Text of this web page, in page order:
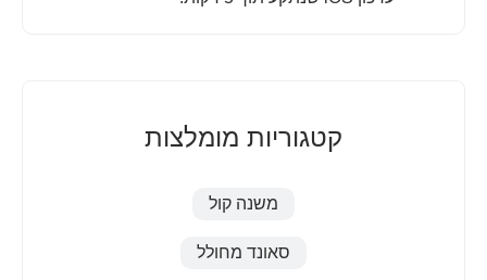
קטגוריות מומלצות
משנה קול
סאונד מחולל